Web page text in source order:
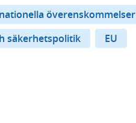
överenskommelser
säkerhetspolitik EU